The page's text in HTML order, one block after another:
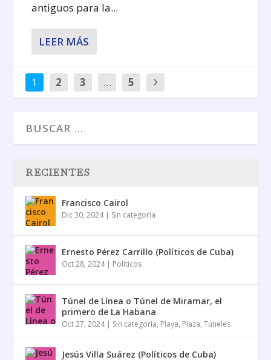
antiguos para la...
LEER MÁS
1 2 3 … 5
RECIENTES
Francisco Cairol
Dic 30, 2024| Sin categoría
Ernesto Pérez Carrillo (Políticos de Cuba)
Oct 28, 2024| Políticos
Túnel de Línea o Túnel de Miramar, el
primero de La Habana
Oct 27, 2024| Sin categoría, Playa, Plaza,Túneles
Jesús Villa Suárez (Políticos de Cuba)